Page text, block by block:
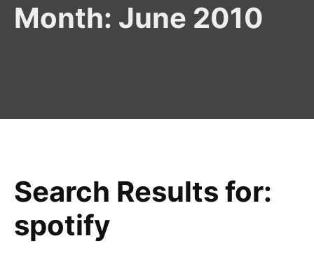
Month: June 2010
Search Results for:
spotify